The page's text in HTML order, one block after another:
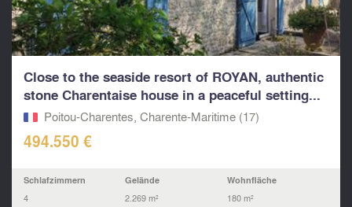
Close to the seaside resort of ROYAN, authentic
stone Charentaise house in a peaceful setting...
Poitou-Charentes, Charente-Maritime (17)
494.550 €
Schlafzimmern
4
Gelände
2.269 m²
Wohnfläche
180 m²